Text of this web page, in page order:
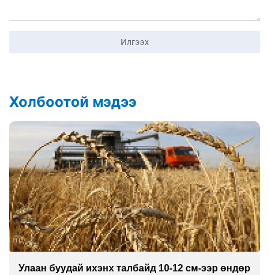
Илгээх
Холбоотой мэдээ
Улаан буудай ихэнх талбайд 10-12 см-ээр өндөр